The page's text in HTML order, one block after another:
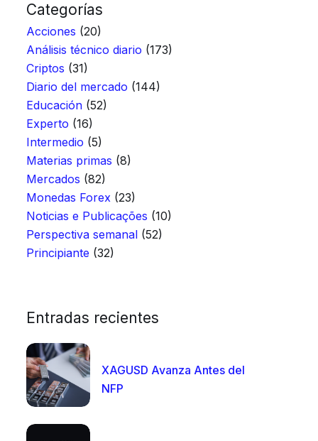
Categorías
Acciones (20)
Análisis técnico diario (173)
Criptos (31)
Diario del mercado (144)
Educación (52)
Experto (16)
Intermedio (5)
Materias primas (8)
Mercados (82)
Monedas Forex (23)
Noticias e Publicações (10)
Perspectiva semanal (52)
Principiante (32)
Entradas recientes
XAGUSD Avanza Antes del
NFP